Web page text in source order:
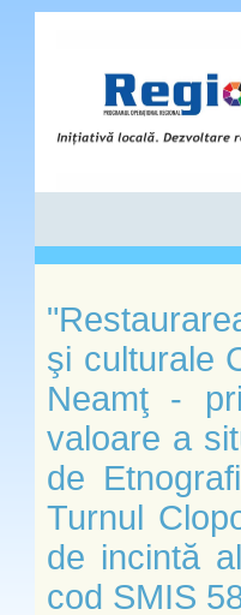
şi culturale
Neamţ -
valoare a
de
Turnul
de incintă
cod SMIS